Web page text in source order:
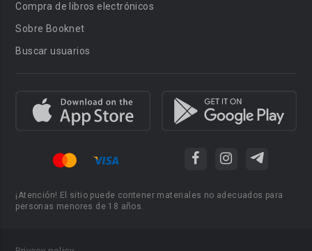
Compra de libros electrónicos
Sobre Booknet
Buscar usuarios
¡Atención! El sitio puede contener materiales no adecuados para
personas menores de 18 años.